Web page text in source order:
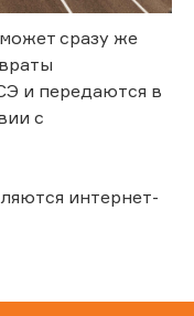
сразу же
и передаются в
с
интернет-